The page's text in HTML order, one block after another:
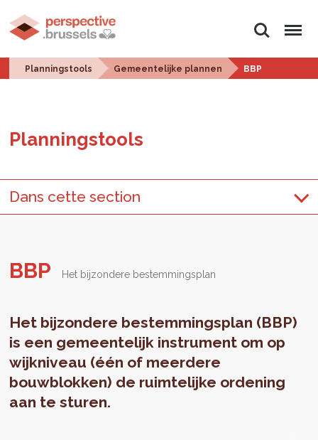
Zoeken Menu
Planningstools Gemeentelijke plannen BBP
Plan­ningstools
Dans cette section
BBP Het bijzondere bestemmingsplan
Het bijzondere bestemmingsplan (BBP)
is een gemeentelijk instrument om op
wijkniveau (één of meerdere
bouwblokken) de ruimtelijke ordening
aan te sturen.